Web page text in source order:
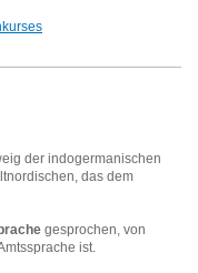
der indogermanischen
das dem
gesprochen, von
ist.